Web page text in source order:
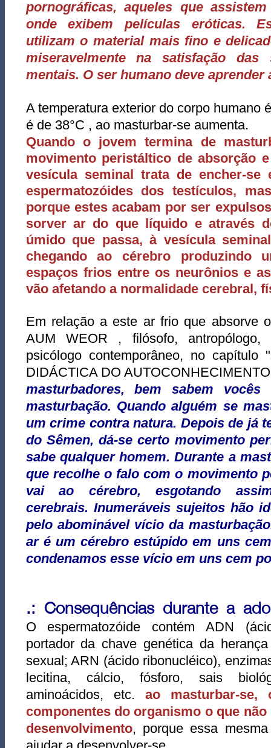
pornográficas, aqueles que
onde exibem películas eróticas.
utilizam o material mais fino e
miseravelmente na satisfação das
mentais. O ser humano deve aprender
A temperatura exterior do corpo humano
é de 38°C , ao masturbar-se aumenta.
Quando o jovem termina de
movimento peristáltico de absorção
vesícula seminal trata de encher-se
espermatozóides dos testículos,
porque estes acabam por ser
sorver ar do que líquido e através
úmido que passa, à vesícula
chegando ao cérebro produzindo
espaços frios entre os neurônios e
vão afetando a normalidade cerebral,
Em relação a este ar frio que absorve
AUM WEOR , filósofo, antropólogo,
psicólogo contemporâneo, no capítulo
DIDÁCTICA DO
masturbadores, bem sabem
masturbação. Quando alguém se
um crime contra natura. Depois de já
do Sêmen, dá-se certo movimento
sabe qualquer homem. Durante a
que recolhe o falo com o movimento
vai ao cérebro, esgotando
cerebrais. Inumeráveis sujeitos hão
pelo abominável vício da
ar é um cérebro estúpido em uns
condenamos esse vício em uns cem
.: Consequências durante a
O espermatozóide contém ADN
portador da chave genética da
sexual; ARN (ácido ribonucléico),
lecitina, cálcio, fósforo, sais
aminoácidos, etc. ao masturbar-
componentes do organismo o que
desenvolvimento, porque essa